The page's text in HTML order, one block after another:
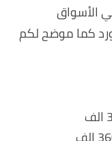
الأسواق
كما موضح لكم